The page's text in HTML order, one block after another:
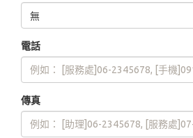
電話
傳真